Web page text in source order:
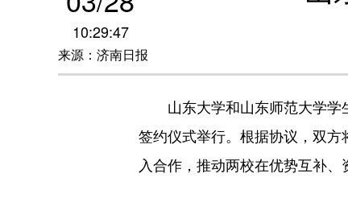
10:29:47
来源：济南日报
山东大学和山东师范大学学
签约仪式举行。根据协议，双
入合作，推动两校在优势互补